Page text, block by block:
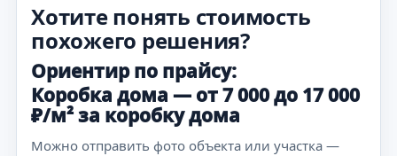
Хотите понять стоимость
похожего решения?
Ориентир по прайсу:
Коробка дома — от 7 000 до 17 000
₽/м² за коробку дома
Можно отправить фото объекта или участка —